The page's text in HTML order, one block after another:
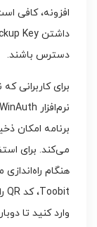
افزونه، کافی
دسترس باشند.
برای کاربرانی
برنامه امکان
می‌کند. برای
هنگام
وارد کنید تا